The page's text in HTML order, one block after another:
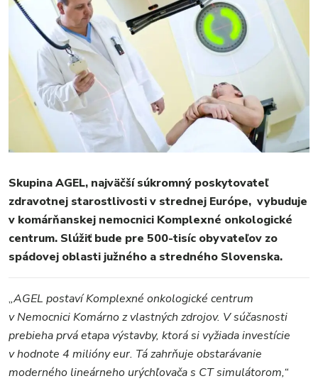
MESTO
REGIÓN
ŠPORT
KULTÚRA
FOTKY
MIX
Skupina AGEL, najväčší súkromný poskytovateľ
zdravotnej starostlivosti v strednej Európe, vybuduje
v komárňanskej nemocnici Komplexné onkologické
centrum. Slúžiť bude pre 500-tisíc obyvateľov zo
spádovej oblasti južného a stredného Slovenska.
,,AGEL postaví Komplexné onkologické centrum
v Nemocnici Komárno z vlastných zdrojov. V súčasnosti
prebieha prvá etapa výstavby, ktorá si vyžiada investície
v hodnote 4 milióny eur. Tá zahrňuje obstarávanie
moderného lineárneho urýchľovača s CT simulátorom,“